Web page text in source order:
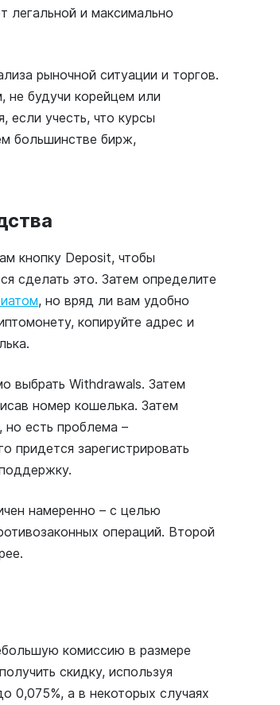
легальной и максимально
рыночной ситуации и торгов.
не будучи корейцем или
если учесть, что курсы
большинстве бирж,
кнопку Deposit, чтобы
сделать это. Затем определите
, но вряд ли вам удобно
копируйте адрес и
выбрать Withdrawals. Затем
номер кошелька. Затем
есть проблема –
придется зарегистрировать
намеренно – с целью
операций. Второй
комиссию в размере
скидку, используя
0,075%, а в некоторых случаях